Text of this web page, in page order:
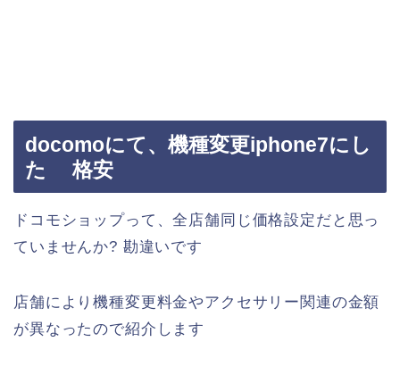
docomoにて、機種変更iphone7にし
た 格安
ドコモショップって、全店舗同じ価格設定だと思っ
ていませんか? 勘違いです
店舗により機種変更料金やアクセサリー関連の金額
が異なったので紹介します